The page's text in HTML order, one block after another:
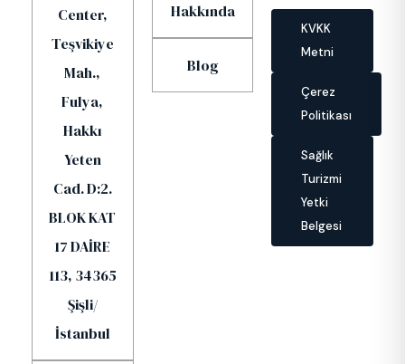
Center,
Teşvikiye
Mah.,
Fulya,
Hakkı
Yeten
Cad. D:2.
BLOK KAT
17 DAİRE
113, 34365
Şişli/
İstanbul
Hakkında
Blog
KVKK
Metni
Çerez
Politikası
Sağlık
Turizmi
Yetki
Belgesi